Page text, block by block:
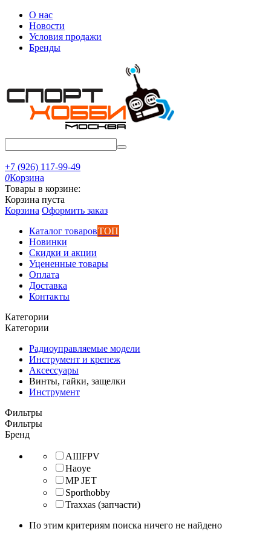
О нас
Новости
Условия продажи
Бренды
+7 (926) 117-99-49
0Корзина
Товары в корзине:
Корзина пуста
Корзина Оформить заказ
Каталог товаровТОП
Новинки
Скидки и акции
Уцененные товары
Оплата
Доставка
Контакты
Категории
Категории
Радиоуправляемые модели
Инструмент и крепеж
Аксессуары
Винты, гайки, защелки
Инструмент
Фильтры
Фильтры
Бренд
AIIIFPV
Haoye
MP JET
Sporthobby
Traxxas (запчасти)
По этим критериям поиска ничего не найдено